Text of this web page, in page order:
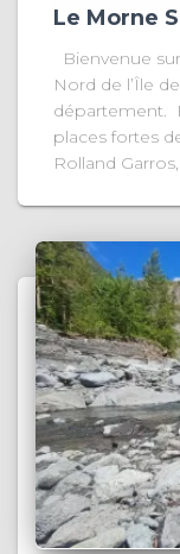
Le Morne
Bienvenue
Nord de l’Île
département.
places fortes
Rolland